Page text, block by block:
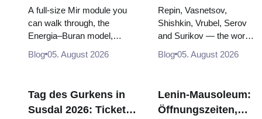
Russlands größte
Raumfahrtausstellung
von innen
A full-size Mir module you
can walk through, the
Energia–Buran model,
and 120 pieces of flight...
Blog 05. August 2026
Gemälde, wegen
derer sich die Reise
lohnt
Repin, Vasnetsov,
Shishkin, Vrubel, Serov
and Surikov — the works
they hang, and why
Blog 05. August 2026
Tag des Gurkens in
Susdal 2026: Tickets,
Lenin-Mausoleum:
Öffnungszeiten,